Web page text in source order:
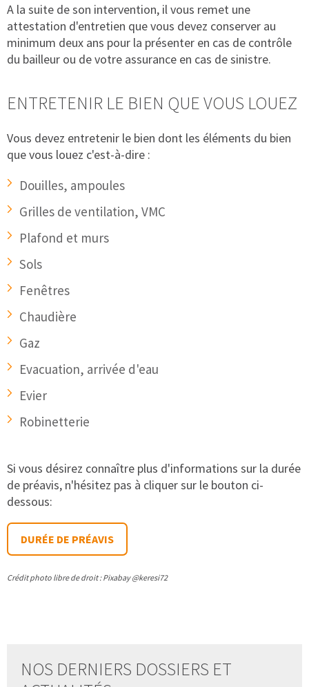
A la suite de son intervention, il vous remet une
attestation d'entretien que vous devez conserver au
minimum deux ans pour la présenter en cas de contrôle
du bailleur ou de votre assurance en cas de sinistre.
ENTRETENIR LE BIEN QUE VOUS LOUEZ
Vous devez entretenir le bien dont les éléments du bien
que vous louez c'est-à-dire :
Douilles, ampoules
Grilles de ventilation, VMC
Plafond et murs
Sols
Fenêtres
Chaudière
Gaz
Evacuation, arrivée d'eau
Evier
Robinetterie
Si vous désirez connaître plus d'informations sur la durée
de préavis, n'hésitez pas à cliquer sur le bouton ci-
dessous:
DURÉE DE PRÉAVIS
Crédit photo libre de droit : Pixabay @keresi72
NOS DERNIERS DOSSIERS ET